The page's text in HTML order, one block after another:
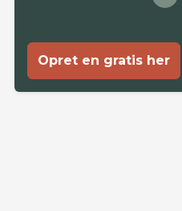
Opret en gratis her